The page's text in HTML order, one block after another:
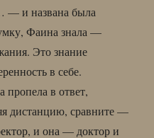
— и названа была
Фаина знала —
Это знание
в себе.
в ответ,
дистанцию, сравните —
и она — доктор и